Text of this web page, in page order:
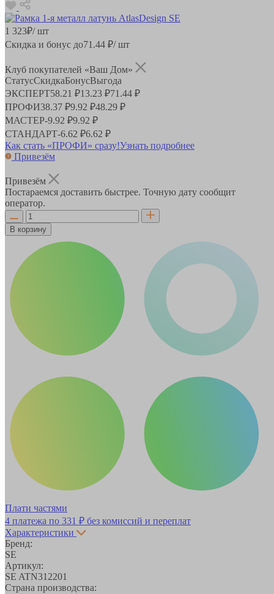
1 323₽/ шт
Скидка и бонус до71.44 ₽/ шт
Клуб покупателей «Ваш Дом»
СтатусСкидкаБонусВыгода
ЭКСПЕРТ58.21 ₽13.23 ₽71.44 ₽
ПРОФИ38.37 ₽9.92 ₽48.29 ₽
МАСТЕР-9.92 ₽9.92 ₽
СТАНДАРТ-6.62 ₽6.62 ₽
Как стать «ПРОФИ» сразу!Узнать подробнее
Привезём
Привезём
Постараемся доставить быстрее. Точную дату сообщит
оператор.
В корзину
Плати частями
4 платежа по 331 ₽ без комиссий и переплат
Характеристики
Бренд:
SE
Артикул:
SE ATN312201
Страна производства: